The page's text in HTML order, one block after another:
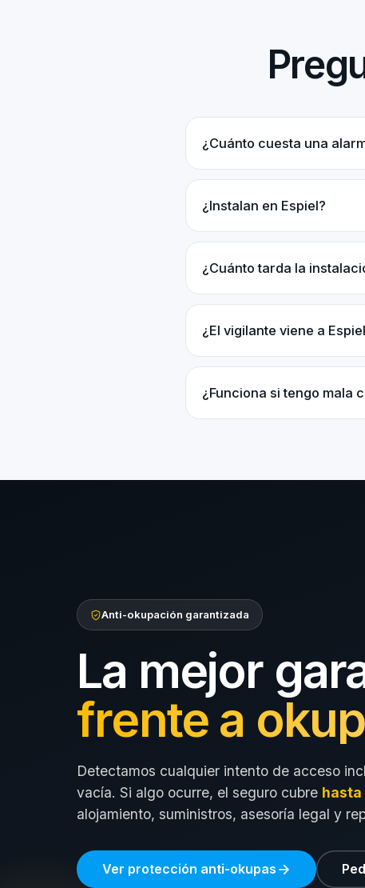
¿Cuánto cuesta una
¿Instalan en Espiel?
¿Cuánto tarda la
¿El vigilante viene a
¿Funciona si tengo mala
Anti-okupación garantizada
La mejor
frente a
Detectamos cualquier intento de acceso
vacía. Si algo ocurre, el seguro cubre hasta
alojamiento, suministros, asesoría legal y
Ver protección anti-okupas